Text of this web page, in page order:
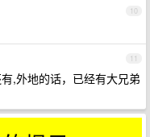
10
11
,外地的话，已经有大兄弟